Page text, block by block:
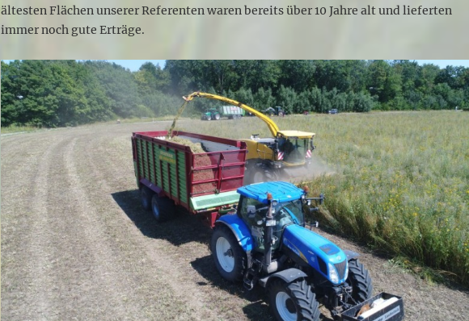
ältesten Flächen unserer Referenten waren bereits über 10 Jahre alt und lieferten
immer noch gute Erträge.